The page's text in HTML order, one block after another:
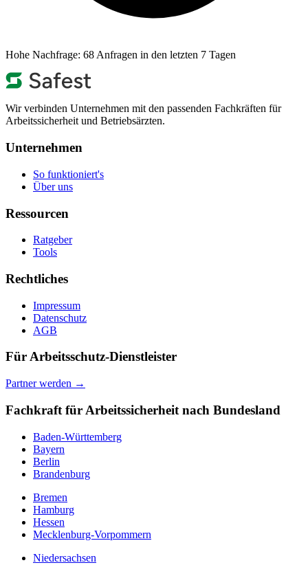
Hohe Nachfrage: 68 Anfragen in den letzten 7 Tagen
Wir verbinden Unternehmen mit den passenden Fachkräften für
Arbeitssicherheit und Betriebsärzten.
Unternehmen
So funktioniert's
Über uns
Ressourcen
Ratgeber
Tools
Rechtliches
Impressum
Datenschutz
AGB
Für Arbeitsschutz-Dienstleister
Partner werden →
Fachkraft für Arbeitssicherheit nach Bundesland
Baden-Württemberg
Bayern
Berlin
Brandenburg
Bremen
Hamburg
Hessen
Mecklenburg-Vorpommern
Niedersachsen